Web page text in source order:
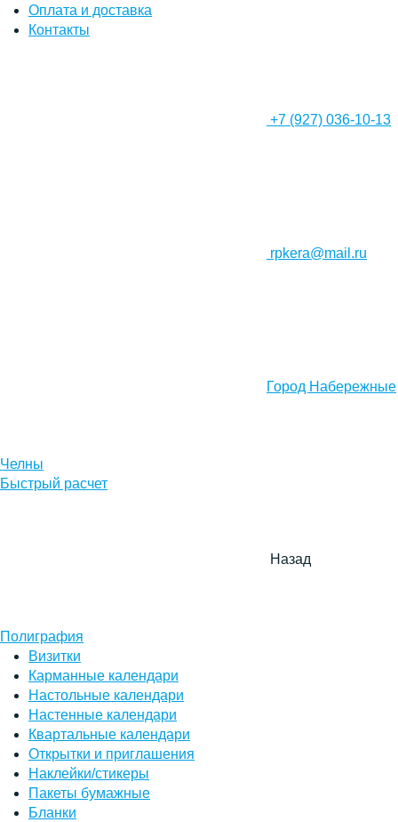
Оплата и доставка
Контакты
+7 (927) 036-10-13
rpkera@mail.ru
Город Набережные
Челны
Быстрый расчет
Назад
Полиграфия
Визитки
Карманные календари
Настольные календари
Настенные календари
Квартальные календари
Открытки и приглашения
Наклейки/стикеры
Пакеты бумажные
Бланки